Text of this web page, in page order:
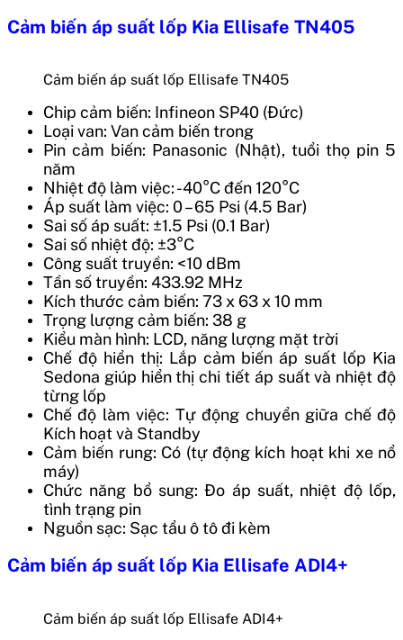
Cảm biến áp suất lốp Kia Ellisafe TN405
Cảm biến áp suất lốp Ellisafe TN405
Chip cảm biến: Infineon SP40 (Đức)
Loại van: Van cảm biến trong
Pin cảm biến: Panasonic (Nhật), tuổi thọ pin 5
năm
Nhiệt độ làm việc: -40°C đến 120°C
Áp suất làm việc: 0 – 65 Psi (4.5 Bar)
Sai số áp suất: ±1.5 Psi (0.1 Bar)
Sai số nhiệt độ: ±3°C
Công suất truyền: <10 dBm
Tần số truyền: 433.92 MHz
Kích thước cảm biến: 73 x 63 x 10 mm
Trọng lượng cảm biến: 38 g
Kiểu màn hình: LCD, năng lượng mặt trời
Chế độ hiển thị: Lắp cảm biến áp suất lốp Kia
Sedona giúp hiển thị chi tiết áp suất và nhiệt độ
từng lốp
Chế độ làm việc: Tự động chuyển giữa chế độ
Kích hoạt và Standby
Cảm biến rung: Có (tự động kích hoạt khi xe nổ
máy)
Chức năng bổ sung: Đo áp suất, nhiệt độ lốp,
tình trạng pin
Nguồn sạc: Sạc tẩu ô tô đi kèm
Cảm biến áp suất lốp Kia Ellisafe ADI4+
Cảm biến áp suất lốp Ellisafe ADI4+